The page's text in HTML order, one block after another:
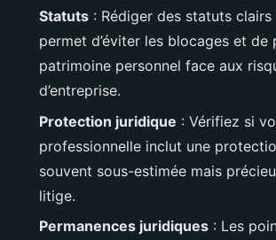
Statuts : Rédiger des statuts
permet d’éviter les blocages et de
patrimoine personnel face aux
d’entreprise.
Protection juridique : Vérifiez si
professionnelle inclut une
souvent sous-estimée mais
litige.
Permanences juridiques : Les